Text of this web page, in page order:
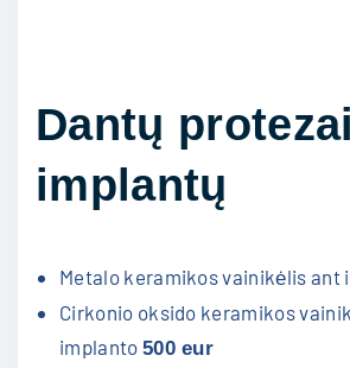
Dantų
implantų
Metalo keramikos vainikėlis ant
Cirkonio oksido keramikos
implanto 500 eur